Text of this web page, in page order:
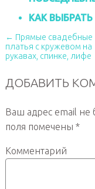
КАК
← Прямые свадебные
платья с кружевом на
рукавах, спинке, лифе
ДОБАВИТЬ
Ваш адрес email не
поля помечены *
Комментарий